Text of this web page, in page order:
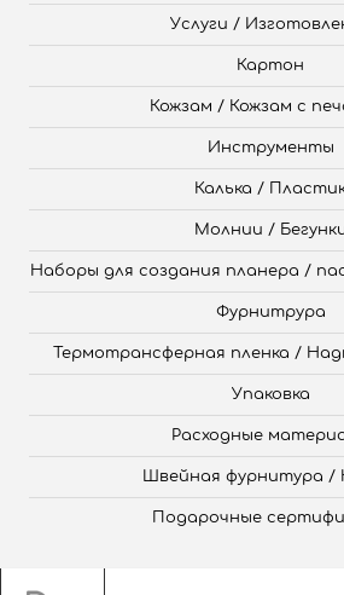
Услуги /
Картон
Кожзам / Кожзам с
Инструменты
Калька /
Молнии /
Наборы для создания планера /
Фурнитрура
Термотрансферная пленка /
Упаковка
Расходные
Швейная фурнитура /
Подарочные